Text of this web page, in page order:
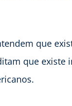
que
que existe